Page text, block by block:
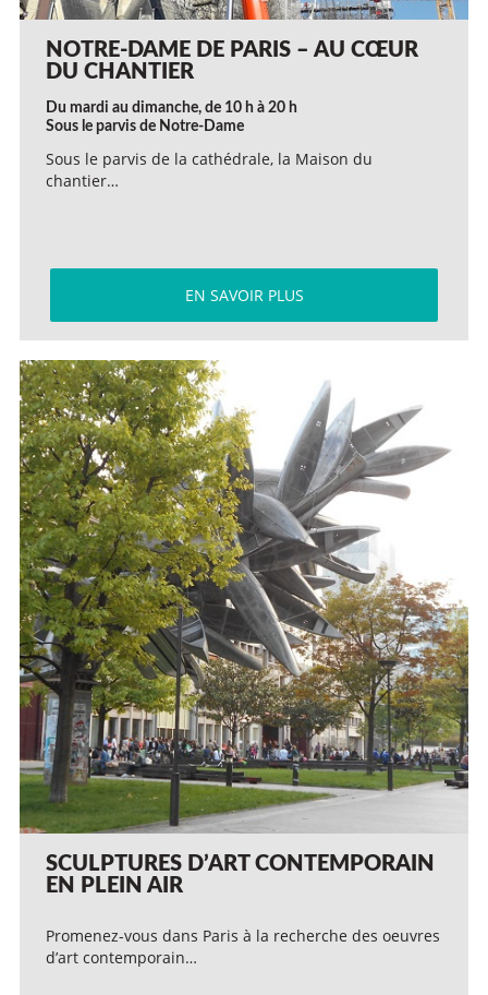
NOTRE-DAME DE PARIS – AU CŒUR
DU CHANTIER
Du mardi au dimanche, de 10 h à 20 h
Sous le parvis de Notre-Dame
Sous le parvis de la cathédrale, la Maison du
chantier…
EN SAVOIR PLUS
SCULPTURES D’ART CONTEMPORAIN
EN PLEIN AIR
Promenez-vous dans Paris à la recherche des oeuvres
d’art contemporain…